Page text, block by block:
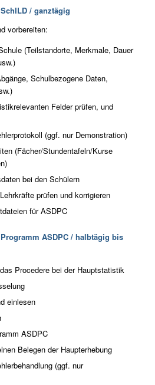
/ ganztägig
vorbereiten:
(Teilstandorte, Merkmale, Dauer
Schulbezogene Daten,
Felder prüfen, und
(ggf. nur Demonstration)
(Fächer/Stundentafeln/Kurse
bei den Schülern
prüfen und korrigieren
für ASDPC
ASDPC / halbtägig bis
Procedere bei der Hauptstatistik
einlesen
ASDPC
Belegen der Haupterhebung
(ggf. nur